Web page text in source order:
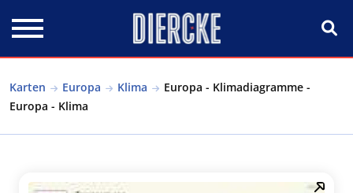
Karten Europa Klima
Europa - Klimadiagramme -
Europa - Klima